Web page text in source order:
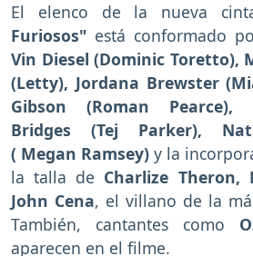
El elenco de la nueva
Furiosos" está conformado
Vin Diesel (Dominic Toretto),
(Letty), Jordana Brewster
Gibson (Roman Pearce),
Bridges (Tej Parker),
( Megan Ramsey) y la
la talla de Charlize Theron,
John Cena, el villano de la
También, cantantes como
aparecen en el filme.